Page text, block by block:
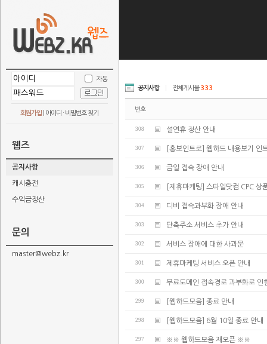
자동
회원가입 아이디 · 비밀번호 찾기
웹즈
공지사항
캐시충전
수익금정산
문의
master@webz.kr
공지사항 전체게시물333
번호
308 설연휴 정산 안내
307 [홍보인트로] 웹하드 내용보기 인
306 금일 접속 장애 안내
305 [제휴마케팅] 스타일닷컴 CPC 상
304 디비 접속과부화 장애 안내
303 단축주소 서비스 추가 안내
302 서비스 장애에 대한 사과문
301 제휴마케팅 서비스 오픈 안내
300 무료도메인 접속경로 과부화로 인
299 [웹하드모음] 종료 안내
298 [웹하드모음] 6월 10일 종료 안내
297 ※※ 웹하드모음 재오픈 ※※